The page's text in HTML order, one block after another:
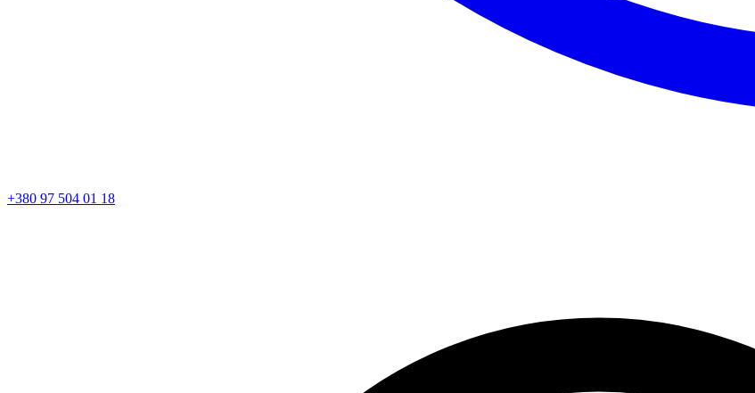
+380 97 504 01 18